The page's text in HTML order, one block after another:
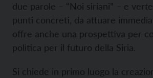
due parole – “Noi siriani” – e
punti concreti, da attuare
offre anche una prospettiva per
politica per il futuro della Siria.
Si chiede in primo luogo la